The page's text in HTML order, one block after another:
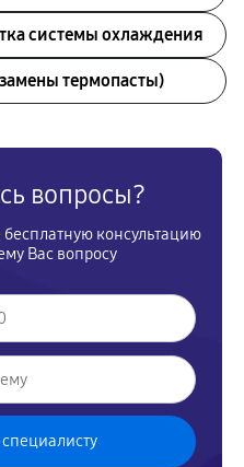
системы охлаждения
термопасты)
вопросы?
бесплатную консультацию
Вас вопросу